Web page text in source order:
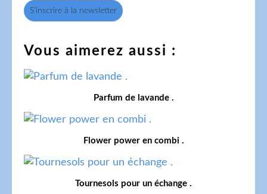
S'inscrire à la newsletter
Vous aimerez aussi :
Parfum de lavande .
Flower power en combi .
Tournesols pour un échange .